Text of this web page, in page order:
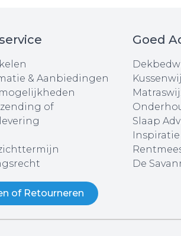
& Aanbiedingen
of
of Retourneren
Goed
Slaap
De